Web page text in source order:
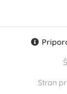
Stran